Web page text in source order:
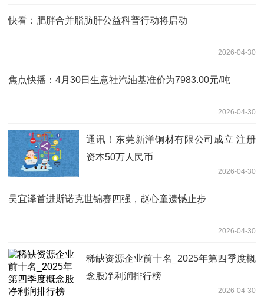
快看：肥胖合并脂肪肝公益科普行动将启动
2026-04-30
焦点快播：4月30日生意社汽油基准价为7983.00元/吨
2026-04-30
通讯！东莞新洋铜材有限公司成立 注册
资本50万人民币
2026-04-30
吴宜泽首进斯诺克世锦赛四强，赵心童遗憾止步
2026-04-30
稀缺资源企业前十名_2025年第四季度概
念股净利润排行榜
2026-04-30